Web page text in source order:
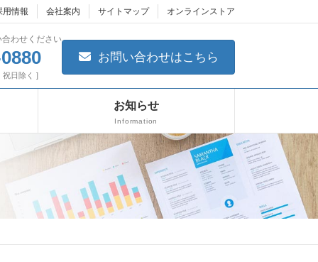
用情報 会社案内 サイトマップ オンラインストア
わせください
祝日除く ]
お問い合わせはこちら
お知らせ
Information